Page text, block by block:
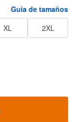
Guía de tamaños
XL
2XL